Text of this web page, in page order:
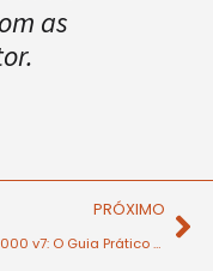
as
PRÓXIMO
FSSC 22000 v7: O Guia Prático para uma Transição de Sucesso em 2026